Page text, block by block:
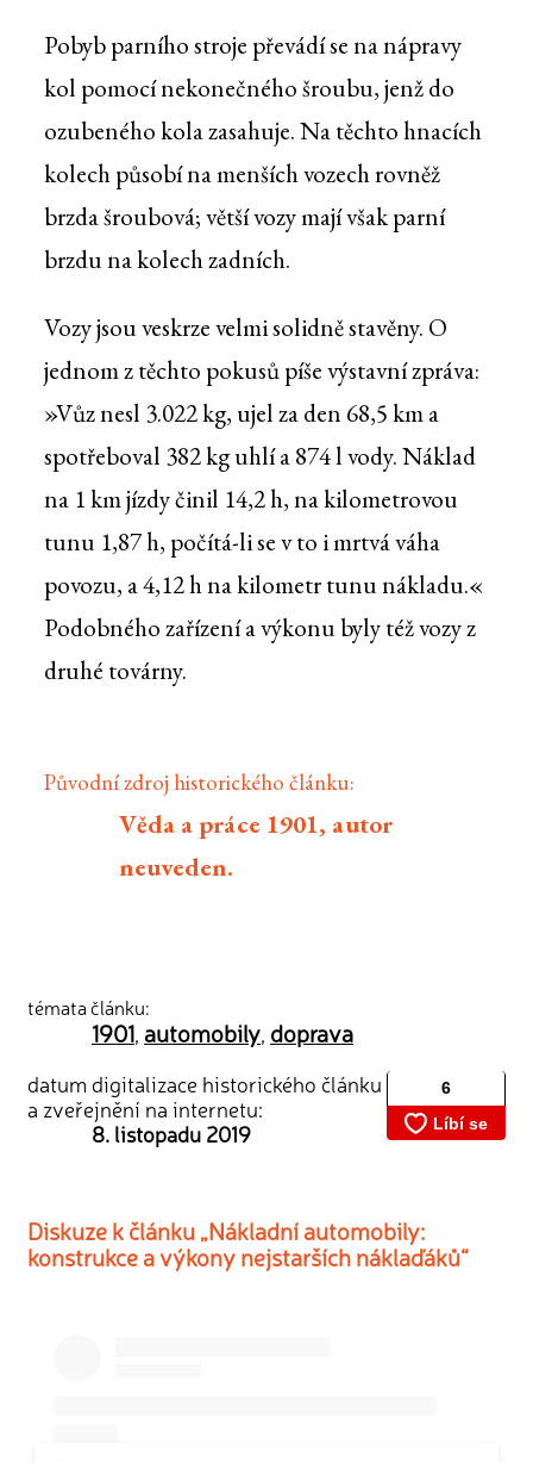
Pobyb parního stroje převádí se na nápravy
kol pomocí nekonečného šroubu, jenž do
ozubeného kola zasahuje. Na těchto hnacích
kolech působí na menších vozech rovněž
brzda šroubová; větší vozy mají však parní
brzdu na kolech zadních.
Vozy jsou veskrze velmi solidně stavěny. O
jednom z těchto pokusů píše výstavní zpráva:
»Vůz nesl 3.022 kg, ujel za den 68,5 km a
spotřeboval 382 kg uhlí a 874 l vody. Náklad
na 1 km jízdy činil 14,2 h, na kilometrovou
tunu 1,87 h, počítá-li se v to i mrtvá váha
povozu, a 4,12 h na kilometr tunu nákladu.«
Podobného zařízení a výkonu byly též vozy z
druhé továrny.
Původní zdroj historického článku:
Věda a práce 1901, autor
neuveden.
témata článku:
1901, automobily, doprava
datum digitalizace historického článku
a zveřejnění na internetu:
8. listopadu 2019
Diskuze k článku „Nákladní automobily:
konstrukce a výkony nejstarších náklaďáků“